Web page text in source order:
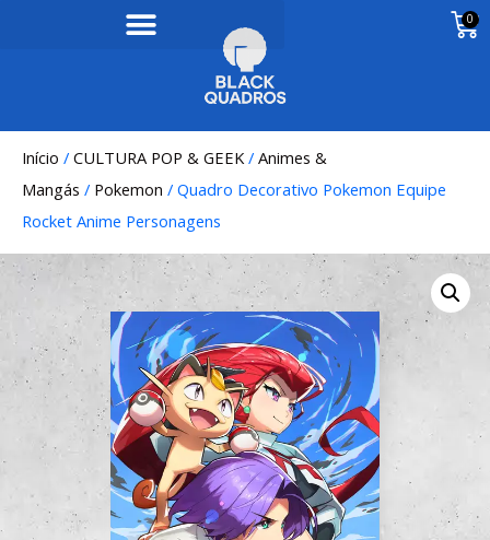
0
Início / CULTURA POP & GEEK/ Animes &
Mangás / Pokemon / Quadro Decorativo Pokemon Equipe
Rocket Anime Personagens